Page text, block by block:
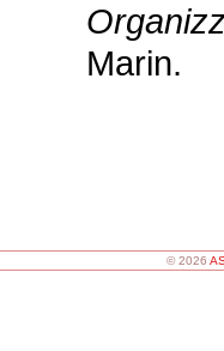
Marin.
© 2026